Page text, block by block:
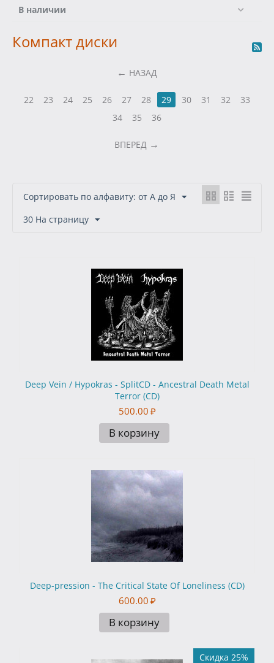
В наличии
Компакт диски
НАЗАД
22 23 24 25 26 27 28 29 30 31 32
33
34
35 36
ВПЕРЕД
Сортировать по алфавиту: от А до Я
30 На страницу
Deep Vein / Hypokras - SplitCD - Ancestral Death Metal
Terror (CD)
500.00 ₽
В корзину
Deep-pression - The Critical State Of Loneliness (CD)
600.00 ₽
В корзину
Скидка 25%